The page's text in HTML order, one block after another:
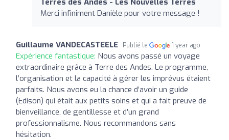
Merci infiniment Danièle pour votre message !
Guillaume VANDECASTEELE Publié le 1 year ago
Expérience fantastique: Nous avons passé un voyage
extraordinaire grâce à Terre des Andes. Le programme,
l’organisation et la capacité à gérer les imprévus étaient
parfaits. Nous avons eu la chance d’avoir un guide
(Edison) qui était aux petits soins et qui a fait preuve de
bienveillance, de gentillesse et d’un grand
professionnalisme. Nous recommandons sans
hésitation.